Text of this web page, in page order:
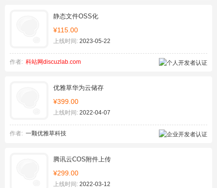
静态文件OSS化
¥115.00
上线时间: 2023-05-22
作者: 科站网discuzlab.com
优雅草华为云储存
¥399.00
上线时间: 2022-04-07
作者: 一颗优雅草科技
腾讯云COS附件上传
¥299.00
上线时间: 2022-03-12